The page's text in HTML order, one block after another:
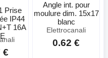
Prise
IP44
16A
€
Angle int. pour
moulure dim. 15x17
blanc
Elettrocanali
0.62 €